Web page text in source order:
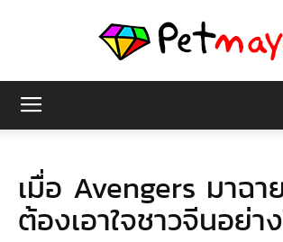
มายา
เมื่อ Avengers มาฉา
ต้องเอาใจชาวจีนอย่า